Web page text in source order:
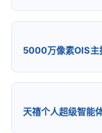
5000万像素OIS主
天禧个人超级智能